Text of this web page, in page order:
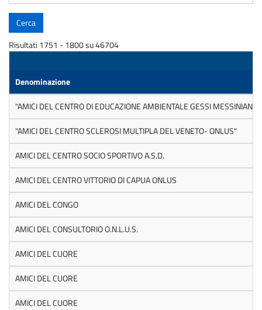
Risultati 1751 - 1800 su 46704
Denominazione
"AMICI DEL CENTRO DI EDUCAZIONE AMBIENTALE GESSI MESSINIANI
"AMICI DEL CENTRO SCLEROSI MULTIPLA DEL VENETO- ONLUS"
AMICI DEL CENTRO SOCIO SPORTIVO A.S.D.
AMICI DEL CENTRO VITTORIO DI CAPUA ONLUS
AMICI DEL CONGO
AMICI DEL CONSULTORIO O.N.L.U.S.
AMICI DEL CUORE
AMICI DEL CUORE
AMICI DEL CUORE